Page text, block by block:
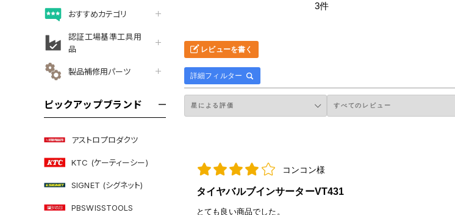
おすすめカテゴリ
認証工場基準工具用
品
製品補修用パーツ
ピックアップブランド
アストロプロダクツ
KTC (ケーティーシー)
SIGNET (シグネット)
PBSWISSTOOLS
3件
レビューを書く
詳細フィルター
コンコン様
タイヤバルブインサーターVT431
とても良い商品でした。